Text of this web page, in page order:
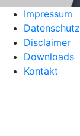
Impressum
Datenschutz
Disclaimer
Downloads
Kontakt